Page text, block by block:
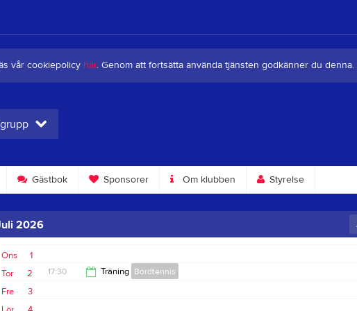
vår cookiepolicy här. Genom att fortsätta använda tjänsten godkänner du denna.
Gästbok Sponsorer Om klubben Styrelse
2026
1
Ons
2
Tor 17:30 Träning Bordtennis
3
Fre